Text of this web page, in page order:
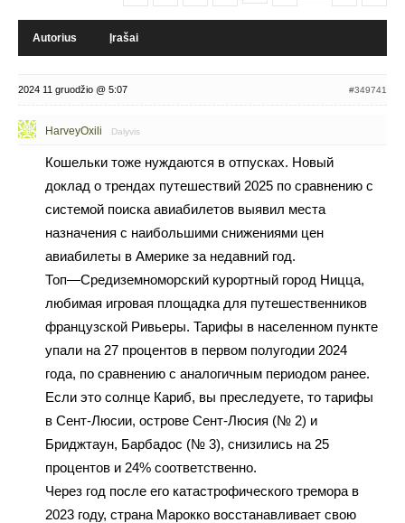
Autorius Įrašai
2024 11 gruodžio @ 5:07 #349741
HarveyOxili Dalyvis
Кошельки тоже нуждаются в отпусках. Новый
доклад о трендах путешествий 2025 по сравнению с
системой поиска авиабилетов выявил места
назначения с наибольшими снижениями цен
авиабилеты в Америке за недавний год.
Топ—Средиземноморский курортный город Ницца,
любимая игровая площадка для путешественников
французской Ривьеры. Тарифы в населенном пункте
упали на 27 процентов в первом полугодии 2024
года, по сравнению с аналогичным периодом ранее.
Если это солнце Кариб, вы преследуете, то тарифы
в Сент-Люсии, острове Сент-Люсия (№ 2) и
Бриджтаун, Барбадос (№ 3), снизились на 25
процентов и 24% соответственно.
Через год после его катастрофического тремора в
2023 году, страна Марокко восстанавливает свою